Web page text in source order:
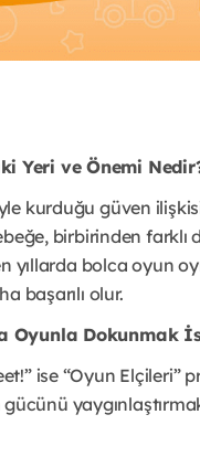
Yeri ve Önemi
kurduğu güven
birbirinden farklı
yıllarda bolca oyun
başarılı olur.
Oyunla Dokunmak
ise “Oyun Elçileri”